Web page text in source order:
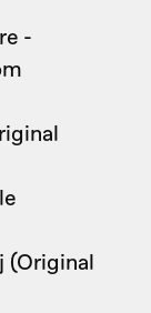
-
(Original